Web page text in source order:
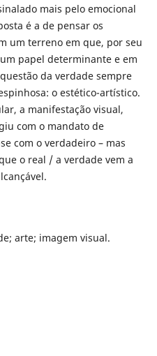
mais pelo emocional
é a de pensar os
um terreno em que, por seu
papel determinante e em
da verdade sempre
o estético-artístico.
a manifestação visual,
com o mandato de
com o verdadeiro – mas
o real / a verdade vem a
arte; imagem visual.